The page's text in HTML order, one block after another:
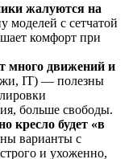
жалуются на
моделей с сетчатой
комфорт при
много движений и
IT) — полезны
больше свободы.
кресло будет «в
варианты с
и ухоженно,